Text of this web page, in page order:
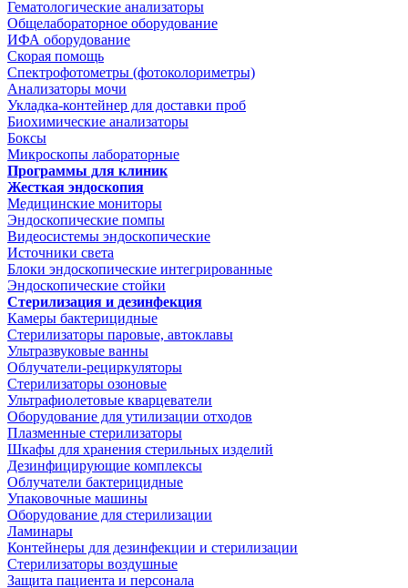
Гематологические анализаторы
Общелабораторное оборудование
ИФА оборудование
Скорая помощь
Спектрофотометры (фотоколориметры)
Анализаторы мочи
Укладка-контейнер для доставки проб
Биохимические анализаторы
Боксы
Микроскопы лабораторные
Программы для клиник
Жесткая эндоскопия
Медицинские мониторы
Эндоскопические помпы
Видеосистемы эндоскопические
Источники света
Блоки эндоскопические интегрированные
Эндоскопические стойки
Стерилизация и дезинфекция
Камеры бактерицидные
Стерилизаторы паровые, автоклавы
Ультразвуковые ванны
Облучатели-рециркуляторы
Стерилизаторы озоновые
Ультрафиолетовые кварцеватели
Оборудование для утилизации отходов
Плазменные стерилизаторы
Шкафы для хранения стерильных изделий
Дезинфицирующие комплексы
Облучатели бактерицидные
Упаковочные машины
Оборудование для стерилизации
Ламинары
Контейнеры для дезинфекции и стерилизации
Стерилизаторы воздушные
Защита пациента и персонала